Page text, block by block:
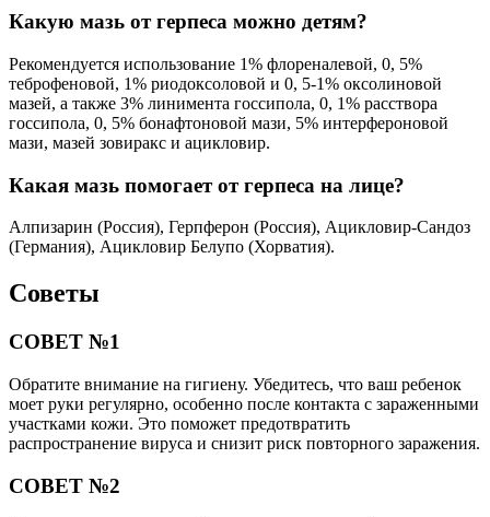
Какую мазь от герпеса можно детям?
Рекомендуется использование 1% флореналевой, 0, 5%
теброфеновой, 1% риодоксоловой и 0, 5-1% оксолиновой
мазей, а также 3% линимента госсипола, 0, 1% расствора
госсипола, 0, 5% бонафтоновой мази, 5% интерфероновой
мази, мазей зовиракс и ацикловир.
Какая мазь помогает от герпеса на лице?
Алпизарин (Россия), Герпферон (Россия), Ацикловир-Сандоз
(Германия), Ацикловир Белупо (Хорватия).
Советы
СОВЕТ №1
Обратите внимание на гигиену. Убедитесь, что ваш ребенок
моет руки регулярно, особенно после контакта с зараженными
участками кожи. Это поможет предотвратить
распространение вируса и снизит риск повторного заражения.
СОВЕТ №2